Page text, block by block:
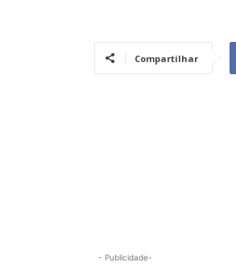
Compartilhar
- Publicidade-